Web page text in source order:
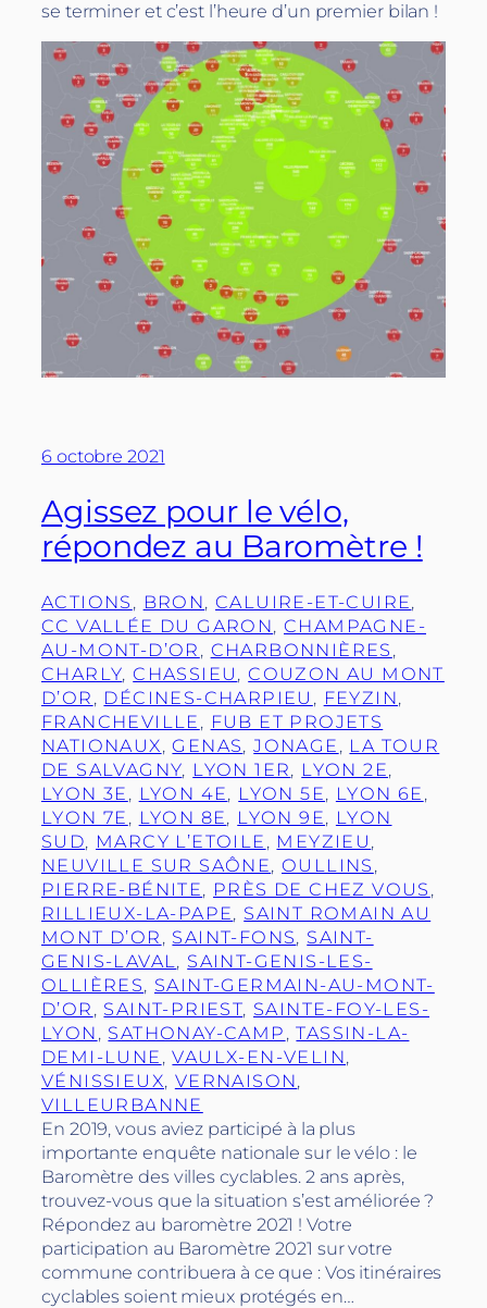
se terminer et c’est l’heure d’un premier bilan !
6 octobre 2021
Agissez pour le vélo,
répondez au Baromètre !
ACTIONS , BRON, CALUIRE-ET-CUIRE
CC VALLÉE DU GARON, CHAMPAGNE-
AU-MONT-D’OR , CHARBONNIÈRES
CHARLY, CHASSIEU , COUZON AU MONT
D’OR , DÉCINES-CHARPIEU , FEYZIN
FRANCHEVILLE , FUB ET PROJETS
NATIONAUX, GENAS, JONAGE , LA TOUR
DE SALVAGNY, LYON 1ER, LYON 2E
LYON 3E , LYON 4E, LYON 5E, LYON 6E
LYON 7E , LYON 8E, LYON 9E, LYON
SUD, MARCY L’ETOILE , MEYZIEU
NEUVILLE SUR SAÔNE, OULLINS
PIERRE-BÉNITE, PRÈS DE CHEZ VOUS
RILLIEUX-LA-PAPE, SAINT ROMAIN AU
MONT D’OR , SAINT-FONS, SAINT-
GENIS-LAVAL , SAINT-GENIS-LES-
OLLIÈRES, SAINT-GERMAIN-AU-MONT-
D’OR , SAINT-PRIEST, SAINTE-FOY-LES-
LYON , SATHONAY-CAMP , TASSIN-LA-
DEMI-LUNE , VAULX-EN-VELIN
VÉNISSIEUX, VERNAISON
VILLEURBANNE
En 2019, vous aviez participé à la plus
importante enquête nationale sur le vélo : le
Baromètre des villes cyclables. 2 ans après,
trouvez-vous que la situation s’est améliorée ?
Répondez au baromètre 2021 ! Votre
participation au Baromètre 2021 sur votre
commune contribuera à ce que : Vos itinéraires
cyclables soient mieux protégés en…